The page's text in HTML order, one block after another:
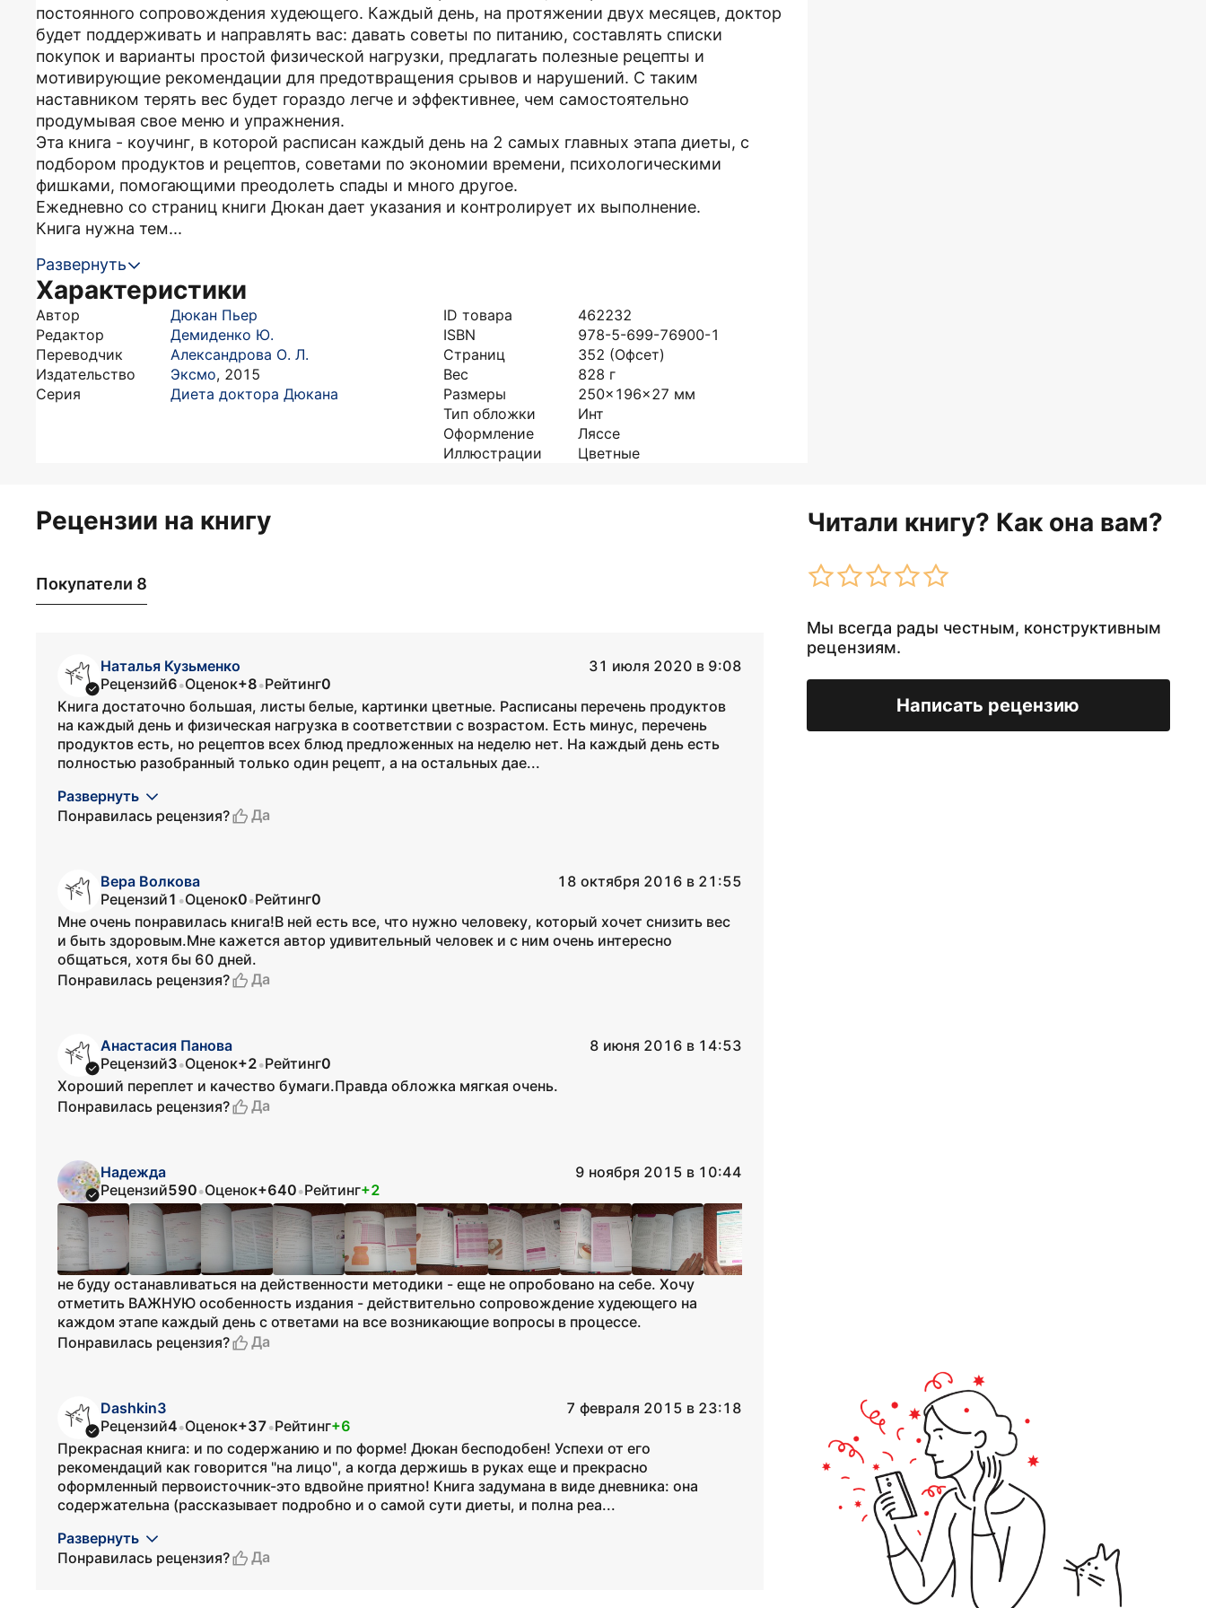
постоянного сопровождения худеющего. Каждый день, на протяжении двух месяцев, доктор
будет поддерживать и направлять вас: давать советы по питанию, составлять списки
покупок и варианты простой физической нагрузки, предлагать полезные рецепты и
мотивирующие рекомендации для предотвращения срывов и нарушений. С таким
наставником терять вес будет гораздо легче и эффективнее, чем самостоятельно
продумывая свое меню и упражнения.
Эта книга - коучинг, в которой расписан каждый день на 2 самых главных этапа диеты, с
подбором продуктов и рецептов, советами по экономии времени, психологическими
фишками, помогающими преодолеть спады и много другое.
Ежедневно со страниц книги Дюкан дает указания и контролирует их выполнение.
Книга нужна тем...
Развернуть
Характеристики
Автор
Дюкан Пьер
Редактор
Демиденко Ю.
Переводчик
Александрова О. Л.
Издательство
Эксмо, 2015
Серия
Диета доктора Дюкана
ID товара
462232
ISBN
978-5-699-76900-1
Страниц
352 (Офсет)
Вес
828 г
Размеры
250x196x27 мм
Тип обложки
Инт
Оформление
Ляссе
Иллюстрации
Цветные
Рецензии на книгу Читали книгу? Как она вам?
Мы всегда рады честным, конструктивным
рецензиям.
Написать рецензию
Покупатели 8
Наталья Кузьменко
31 июля 2020 в 9:08
Рецензий6•Оценок+8•Рейтинг0
Книга достаточно большая, листы белые, картинки цветные. Расписаны перечень продуктов
на каждый день и физическая нагрузка в соответствии с возрастом. Есть минус, перечень
продуктов есть, но рецептов всех блюд предложенных на неделю нет. На каждый день есть
полностью разобранный только один рецепт, а на остальных дае...
Развернуть
Понравилась рецензия?
Да
Вера Волкова
18 октября 2016 в 21:55
Рецензий1 •Оценок0•Рейтинг0
Мне очень понравилась книга!В ней есть все, что нужно человеку, который хочет снизить вес
и быть здоровым.Мне кажется автор удивительный человек и с ним очень интересно
общаться, хотя бы 60 дней.
Понравилась рецензия?
Да
Анастасия Панова
8 июня 2016 в 14:53
Рецензий3•Оценок+2•Рейтинг0
Хороший переплет и качество бумаги.Правда обложка мягкая очень.
Понравилась рецензия?
Да
Надежда
9 ноября 2015 в 10:44
Рецензий590•Оценок+640•Рейтинг+2
не буду останавливаться на действенности методики - еще не опробовано на себе. Хочу
отметить ВАЖНУЮ особенность издания - действительно сопровождение худеющего на
каждом этапе каждый день с ответами на все возникающие вопросы в процессе.
Понравилась рецензия?
Да
Dashkin3
7 февраля 2015 в 23:18
Рецензий4•Оценок+37•Рейтинг+6
Прекрасная книга: и по содержанию и по форме! Дюкан бесподобен! Успехи от его
рекомендаций как говорится "на лицо", а когда держишь в руках еще и прекрасно
оформленный первоисточник-это вдвойне приятно! Книга задумана в виде дневника: она
содержательна (рассказывает подробно и о самой сути диеты, и полна реа...
Развернуть
Понравилась рецензия?
Да